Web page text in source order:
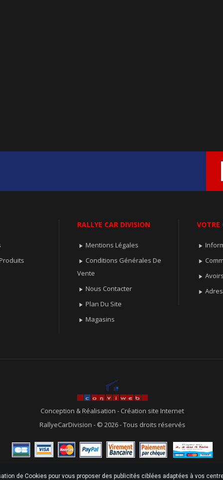
RALLYE CAR DIVISION
 Mentions Légales
 Conditions Générales De
Vente
 Nous Contacter
 Plan Du Site
 Magasins
VOTRE




Conception & Réalisation - Création site Internet
RallyeCarDivision - © 2026 - Tous droits réservés
de Cookies pour vous proposer des publicités ciblées adaptées à vos